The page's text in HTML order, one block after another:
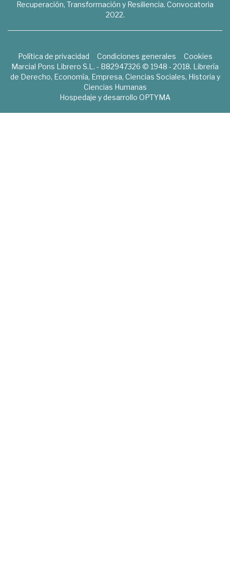
Recuperación, Transformación y Resiliencia. Convocatoria
2022.
Política de privacidad Condiciones generales
Cookies
Marcial Pons Librero S.L. - B82947326 © 1948 - 2018. Librería
de Derecho, Economía, Empresa, Ciencias Sociales, Historia y
Ciencias Humanas
Hospedaje y desarrollo OPTYMA